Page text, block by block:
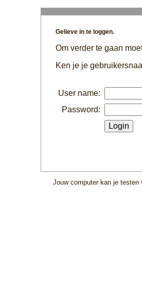
Gelieve in te loggen.
Om verder te gaan
Ken je je
User name:
Password:
Jouw computer kan je testen